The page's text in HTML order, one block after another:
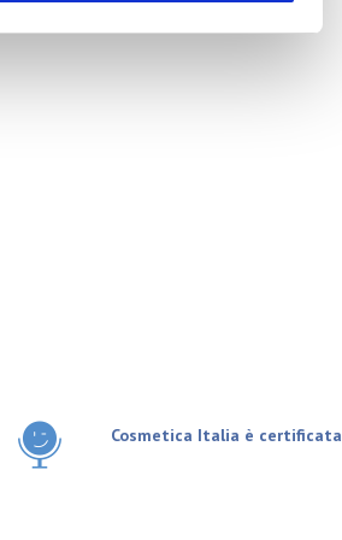
Cosmetica Italia è certificata